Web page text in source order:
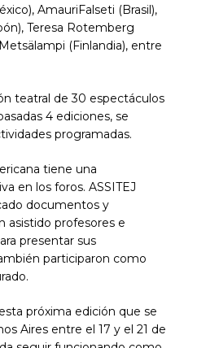
AmauriFalseti (Brasil),
Teresa Rotemberg
(Finlandia), entre
teatral de 30 espectáculos
4 ediciones, se
programadas.
tiene una
en los foros. ASSITEJ
documentos y
asistido profesores e
presentar sus
participaron como
próxima edición que se
Aires entre el 17 y el 21 de